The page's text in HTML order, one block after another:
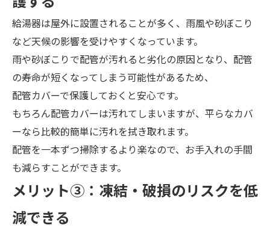
給湯器は屋外に設置されることが多く、雨風や砂ぼこり
など天候の影響を受けやすくなっています。
雨や砂ぼこりで配管が汚れると劣化の原因となり、配管
の寿命が短くなってしまう可能性があるため、
配管カバーで保護しておくと安心です。
もちろん配管カバーは汚れてしまいますが、平らなカバ
ーなら比較的簡単に汚れを拭き取れます。
配管を一本ずつ掃除するより楽なので、お手入れの手間
も減らすことができます。
メリット③： 凍結・破損のリスクを低
減できる